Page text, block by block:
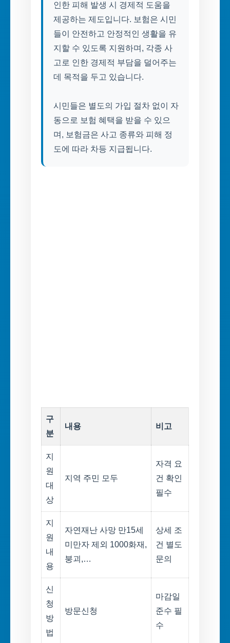
인한 피해 발생 시 경제적 도움을
제공하는 제도입니다. 보험은 시민
들이 안전하고 안정적인 생활을 유
지할 수 있도록 지원하며, 각종 사
고로 인한 경제적 부담을 덜어주는
데 목적을 두고 있습니다.
시민들은 별도의 가입 절차 없이 자
동으로 보험 혜택을 받을 수 있으
며, 보험금은 사고 종류와 피해 정
도에 따라 차등 지급됩니다.
구
분
내용 비고
지
원
대
상
지역 주민 모두
자격 요
건 확인
필수
지
원
내
용
자연재난 사망 만15세
미만자 제외 1000화재,
붕괴,…
상세 조
건 별도
문의
신
청
방
법
방문신청
마감일
준수 필
수